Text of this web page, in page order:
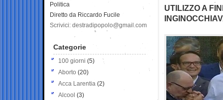
UTILIZZO A
Politica
Diretto da Riccardo Fucile
Scrivici: destradipopolo@gmail.com
Categorie
100 giorni (5)
Aborto (20)
Acca Larentia (2)
Alcool (3)